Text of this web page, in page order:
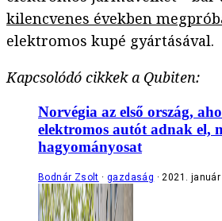
kilencvenes években
elektromos kupé gyártásával.
Kapcsolódó cikkek a Qubiten:
Norvégia az első ország,
elektromos autót adnak el,
hagyományosat
Bodnár Zsolt gazdaság 2021. január